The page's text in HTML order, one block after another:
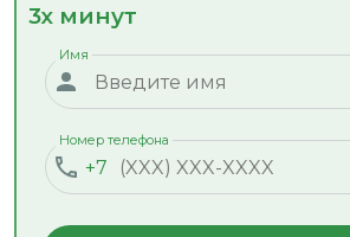
3х минут
Имя
+7
Номер телефона